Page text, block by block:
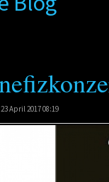
April 2017 08:19